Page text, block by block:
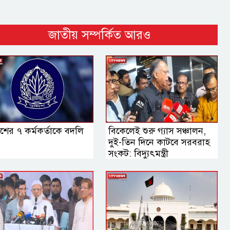
জাতীয় সম্পর্কিত আরও
৭ কর্মকর্তাকে বদলি
বিকেলেই শুরু গ্যাস সঞ্চালন,
দুই-তিন দিনে কাটবে সরবরাহ
সংকট: বিদ্যুৎমন্ত্রী